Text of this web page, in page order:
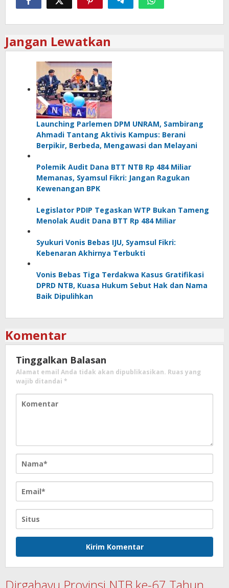
Jangan Lewatkan
Launching Parlemen DPM UNRAM, Sambirang
Ahmadi Tantang Aktivis Kampus: Berani
Berpikir, Berbeda, Mengawasi dan Melayani
Polemik Audit Dana BTT NTB Rp 484 Miliar
Memanas, Syamsul Fikri: Jangan Ragukan
Kewenangan BPK
Legislator PDIP Tegaskan WTP Bukan Tameng
Menolak Audit Dana BTT Rp 484 Miliar
Syukuri Vonis Bebas IJU, Syamsul Fikri:
Kebenaran Akhirnya Terbukti
Vonis Bebas Tiga Terdakwa Kasus Gratifikasi
DPRD NTB, Kuasa Hukum Sebut Hak dan Nama
Baik Dipulihkan
Komentar
Tinggalkan Balasan
Alamat email Anda tidak akan dipublikasikan. Ruas yang
wajib ditandai *
Dirgahayu Provinsi NTB ke-67 Tahun